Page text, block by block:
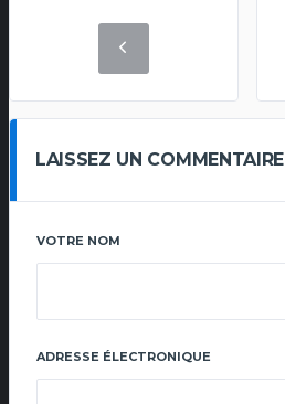
LAISSEZ UN COMMENTAIRE
VOTRE NOM
ADRESSE ÉLECTRONIQUE